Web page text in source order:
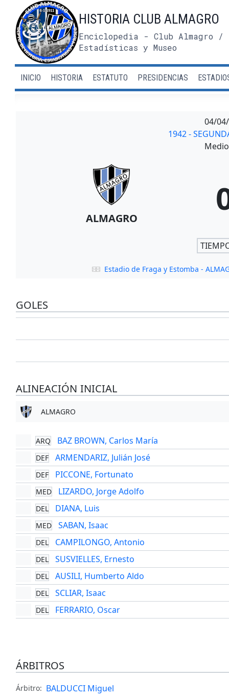
contenido
HISTORIA CLUB ALMAGRO
Enciclopedia - Club Almagro /
Estadísticas y Museo
INICIO HISTORIA ESTATUTO PRESIDENCIAS
04/
1942 -
ALMAGRO
Estadio de Fraga y Estomba -
GOLES
ALINEACIÓN INICIAL
ALMAGRO
ARQ BAZ BROWN, Carlos María
DEF ARMENDARIZ, Julián José
DEF PICCONE, Fortunato
MED LIZARDO, Jorge Adolfo
DEL DIANA, Luis
MED SABAN, Isaac
DEL CAMPILONGO, Antonio
DEL SUSVIELLES, Ernesto
DEL AUSILI, Humberto Aldo
DEL SCLIAR, Isaac
DEL FERRARIO, Oscar
ÁRBITROS
Árbitro: BALDUCCI Miguel